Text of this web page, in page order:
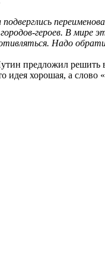
подверглись
героев. В мире
Надо
предложил решить
идея хорошая, а